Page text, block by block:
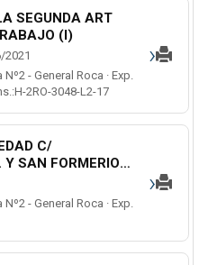
SEGUNDA ART
(l)
2021
- General Roca · Exp.
2RO-3048-L2-17
›
C/
Y SAN FORMERIO
- General Roca · Exp.
›